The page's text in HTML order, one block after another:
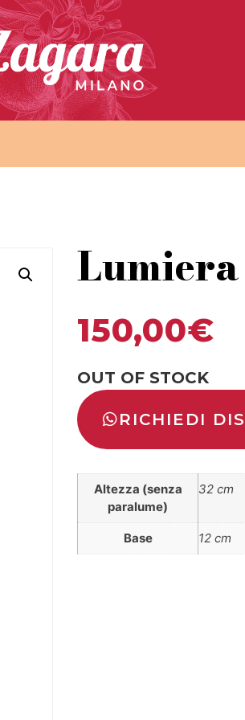
150,00€
OUT OF STOCK
RICHIEDI
Altezza (senza
paralume)
32 cm
Base 12 cm